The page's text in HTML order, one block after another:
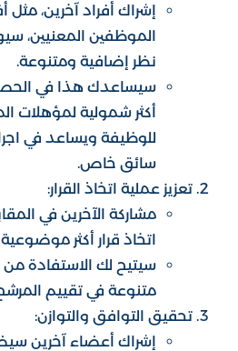
إشراك أفراد آخرين، مثل
الموظفين المعنيين،
نظر إضافية ومتنوعة.
سيساعدك هذا في
أكثر شمولية لمؤهلات
للوظيفة ويساعد في
سائق خاص.
تعزيز عملية اتخاذ القرار:
مشاركة الآخرين في
اتخاذ قرار أكثر
سيتيح لك الاستفادة من
متنوعة في تقييم
تحقيق التوافق والتوازن:
إشراك أعضاء آخرين